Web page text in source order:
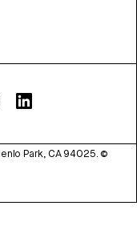
Park, CA 94025. ©